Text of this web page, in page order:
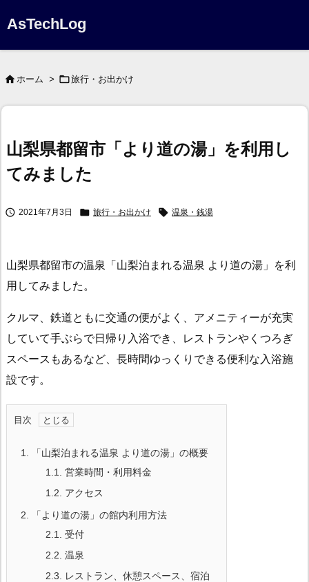
AsTechLog
 ホーム > 旅行・お出かけ
山梨県都留市「より道の湯」を利用し
てみました
 2021年7月3日  旅行・お出かけ  温泉・銭湯
山梨県都留市の温泉「山梨泊まれる温泉 より道の湯」を利
用してみました。
クルマ、鉄道ともに交通の便がよく、アメニティーが充実
していて手ぶらで日帰り入浴でき、レストランやくつろぎ
スペースもあるなど、長時間ゆっくりできる便利な入浴施
設です。
目次
1.
「山梨泊まれる温泉 より道の湯」の概要
1.1.
営業時間・利用料金
1.2.
アクセス
2.
「より道の湯」の館内利用方法
2.1.
受付
2.2. 温泉
2.3.
レストラン、休憩スペース、宿泊